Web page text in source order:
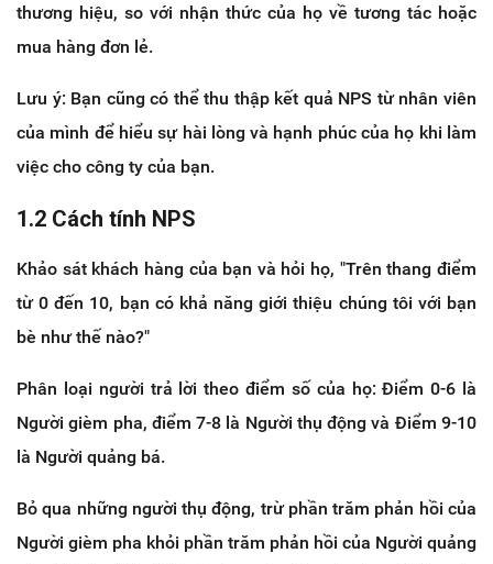
thương hiệu, so với nhận thức của họ về tương tác hoặc
mua hàng đơn lẻ.
Lưu ý: Bạn cũng có thể thu thập kết quả NPS từ nhân viên
của mình để hiểu sự hài lòng và hạnh phúc của họ khi làm
việc cho công ty của bạn.
1.2 Cách tính NPS
Khảo sát khách hàng của bạn và hỏi họ, "Trên thang điểm
từ 0 đến 10, bạn có khả năng giới thiệu chúng tôi với bạn
bè như thế nào?"
Phân loại người trả lời theo điểm số của họ: Điểm 0-6 là
Người gièm pha, điểm 7-8 là Người thụ động và Điểm 9-10
là Người quảng bá.
Bỏ qua những người thụ động, trừ phần trăm phản hồi của
Người gièm pha khỏi phần trăm phản hồi của Người quảng